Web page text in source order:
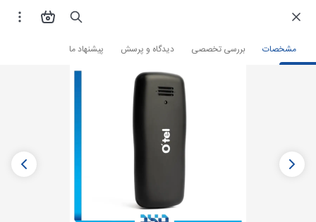
مشخصات بررسی تخصصی دیدگاه و پرسش پیشنهاد ما فروشگاه اینترنتی گوشی موبایل گوشی اوتل